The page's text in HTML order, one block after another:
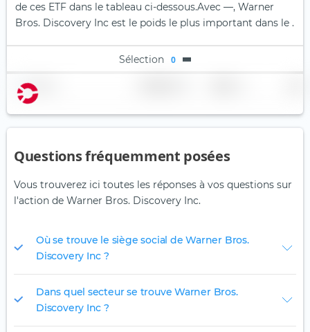
de ces ETF dans le tableau ci-dessous.Avec —, Warner
Bros. Discovery Inc est le poids le plus important dans le .
Sélection 0
Nom
Questions fréquemment posées
Vous trouverez ici toutes les réponses à vos questions sur
l'action de Warner Bros. Discovery Inc.
Où se trouve le siège social de Warner Bros.
Discovery Inc ?
Dans quel secteur se trouve Warner Bros.
Discovery Inc ?